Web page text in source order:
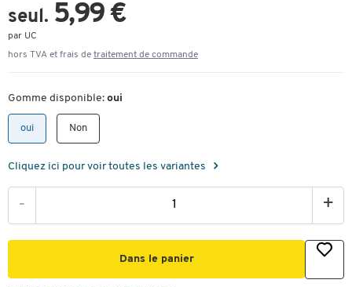
seul. 5,99 €
par UC
hors TVA et frais de traitement de commande
Gomme disponible: oui
oui Non
Cliquez ici pour voir toutes les variantes
- +
Dans le panier